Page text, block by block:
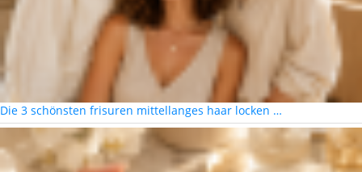
Die 3 schönsten frisuren mittellanges haar locken …